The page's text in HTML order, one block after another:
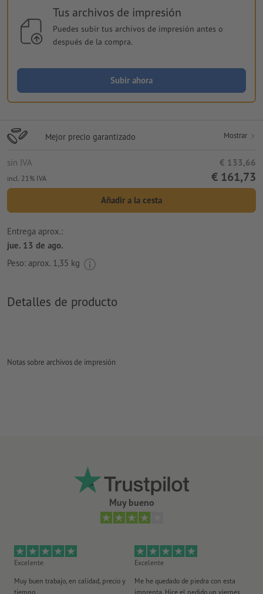
Tus archivos de impresión
Puedes subir tus archivos de impresión antes o
después de la compra.
Subir ahora
Mejor precio garantizado Mostrar
sin IVA € 133,66
incl. 21% IVA € 161,73
Añadir a la cesta
Entrega aprox.:
jue. 13 de ago.
Peso: aprox. 1,35 kg
Detalles de producto
Notas sobre archivos de impresión
Muy bueno
Excelente
Muy buen trabajo, en calidad, precio y
tiempo
Excelente
Me he quedado de piedra con esta
imprenta. Hice el pedido un viernes